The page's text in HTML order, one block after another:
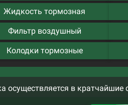
Жидкость тормозная
Фильтр воздушный
Колодки тормозные
осуществляется в кратчайшие